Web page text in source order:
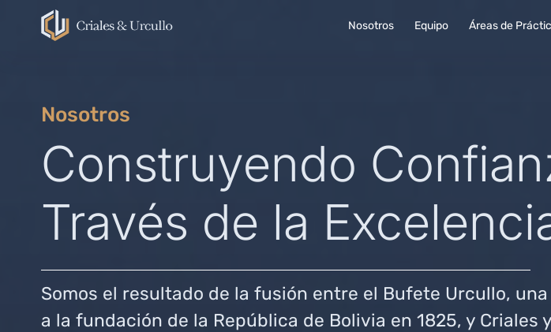
Nosotros Equipo Áreas de
Nosotros
Construyendo
Través de la
Somos el resultado de la fusión entre el Bufete Urcullo,
a la fundación de la República de Bolivia en 1825, y